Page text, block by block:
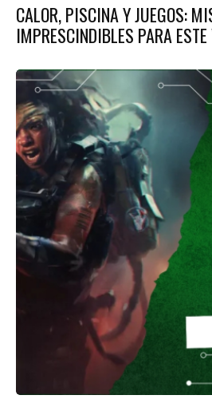
CALOR, PISCINA Y JUEGOS:
IMPRESCINDIBLES PARA ESTE